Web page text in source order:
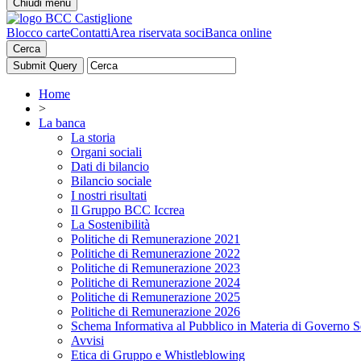
Chiudi menu
Blocco carteContattiArea riservata sociBanca online
Cerca
Home
>
La banca
La storia
Organi sociali
Dati di bilancio
Bilancio sociale
I nostri risultati
Il Gruppo BCC Iccrea
La Sostenibilità
Politiche di Remunerazione 2021
Politiche di Remunerazione 2022
Politiche di Remunerazione 2023
Politiche di Remunerazione 2024
Politiche di Remunerazione 2025
Politiche di Remunerazione 2026
Schema Informativa al Pubblico in Materia di Governo
Avvisi
Etica di Gruppo e Whistleblowing